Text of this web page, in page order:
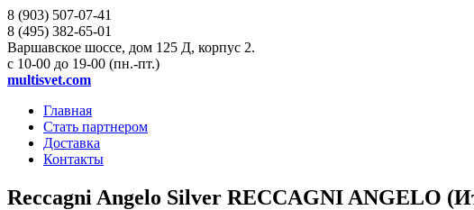
8 (903) 507-07-41
8 (495) 382-65-01
Варшавское шоссе, дом 125 Д, корпус 2.
с 10-00 до 19-00 (пн.-пт.)
multisvet.com
Главная
Стать партнером
Доставка
Контакты
Reccagni Angelo Silver RECCAGNI ANGELO